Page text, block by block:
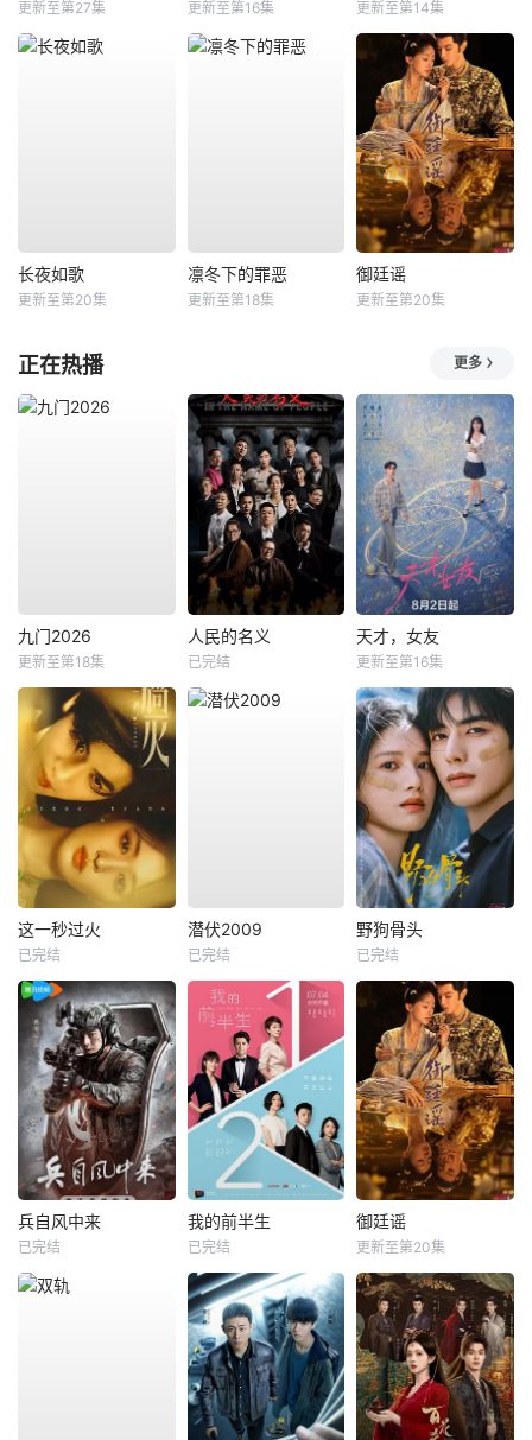
更新至第27集 更新至第16集 更新至第14集
长夜如歌
更新至第20集
凛冬下的罪恶
更新至第18集
御廷谣
更新至第20集
正在热播 更多
九门2026
更新至第18集
人民的名义
已完结
天才，女友
更新至第16集
这一秒过火
已完结
潜伏2009
已完结
野狗骨头
已完结
兵自风中来
已完结
我的前半生
已完结
御廷谣
更新至第20集